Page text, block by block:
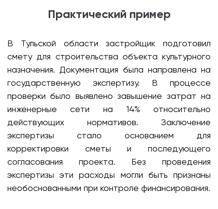
Практический пример
В Тульской области застройщик подготовил
смету для строительства объекта культурного
назначения. Документация была направлена на
государственную экспертизу. В процессе
проверки было выявлено завышение затрат на
инженерные сети на 14% относительно
действующих нормативов. Заключение
экспертизы стало основанием для
корректировки сметы и последующего
согласования проекта. Без проведения
экспертизы эти расходы могли быть признаны
необоснованными при контроле финансирования.